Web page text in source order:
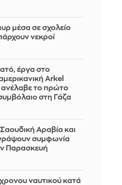
μέσα σε σχολείο
νεκροί
έργα στο
Arkel
το πρώτο
στη Γάζα
Αραβία και
συμφωνία
Παρασκευή
ναυτικού κατά